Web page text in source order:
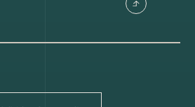
euron vihreässä
Materials on Beijing
Rahoituksen myönsi
Foundationin
on 125 MW /